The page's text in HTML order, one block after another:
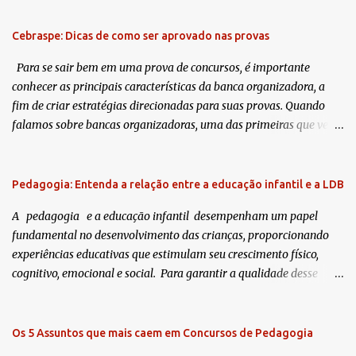
r
o
s
Cebraspe: Dicas de como ser aprovado nas provas
Para se sair bem em uma prova de concursos, é importante
conhecer as principais características da banca organizadora, a
fim de criar estratégias direcionadas para suas provas. Quando
falamos sobre bancas organizadoras, uma das primeiras que vem
Cespe/UnB, tanto por ser uma das mais antigas organizações,
conhecer mais sobre essa banca e vai receber dicas de como se sair
bem nas provas. O que é o Cebraspe? Fundada em 1993, a
Cespe/UnB foi uma organização criada com a finalidade de
realizar processos seletivos públicos. Em 2013, a banca passou por
marca essa banca é o seu grau de dificuldade, conferido graças ao
Pedagogia: Entenda a relação entre a educação infantil e a LDB
A pedagogia e a educação infantil desempenham um papel
fundamental no desenvolvimento das crianças, proporcionando
experiências educativas que estimulam seu crescimento físico,
cognitivo, emocional e social. Para garantir a qualidade desse
Bases da Educação Nacional (LDB) a principal delas. Neste artigo,
Os 5 Assuntos que mais caem em Concursos de Pedagogia